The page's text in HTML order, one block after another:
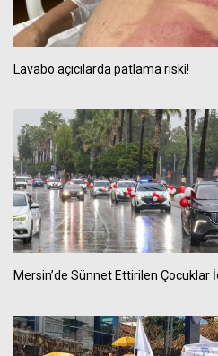
Lavabo açıcılarda patlama riski!
Mersin’de Sünnet Ettirilen Çocuklar